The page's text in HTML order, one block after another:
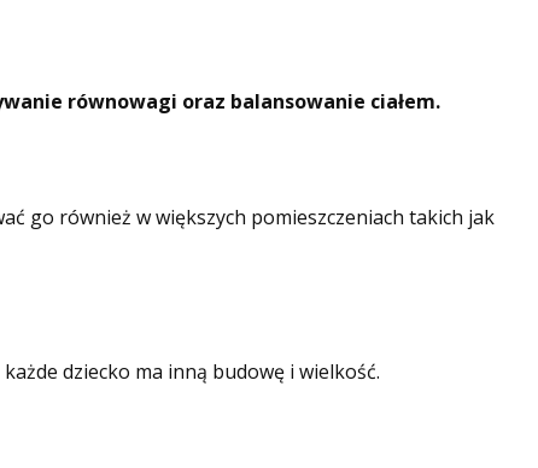
równowagi oraz balansowanie ciałem.
go również w większych pomieszczeniach takich jak
dziecko ma inną budowę i wielkość.